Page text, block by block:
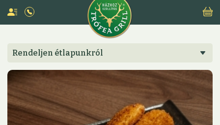
Rendeljen étlapunkról